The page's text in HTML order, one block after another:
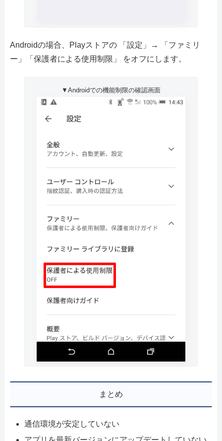
Androidの場合、Playストアの 「設定」→ 「ファミリ
ー」「保護者による使用制限」 をオフにします。
▼Androidでの機能制限の確認画面
まとめ
通信環境が安定していない